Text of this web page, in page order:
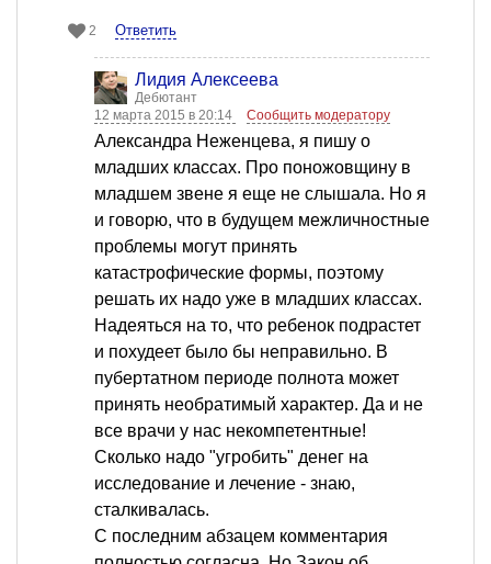
2 Ответить
Лидия Алексеева
Дебютант
12 марта 2015 в 20:14
Сообщить модератору
Александра Неженцева, я пишу о
младших классах. Про поножовщину в
младшем звене я еще не слышала. Но я
и говорю, что в будущем межличностные
проблемы могут принять
катастрофические формы, поэтому
решать их надо уже в младших классах.
Надеяться на то, что ребенок подрастет
и похудеет было бы неправильно. В
пубертатном периоде полнота может
принять необратимый характер. Да и не
все врачи у нас некомпетентные!
Сколько надо "угробить" денег на
исследование и лечение - знаю,
сталкивалась.
С последним абзацем комментария